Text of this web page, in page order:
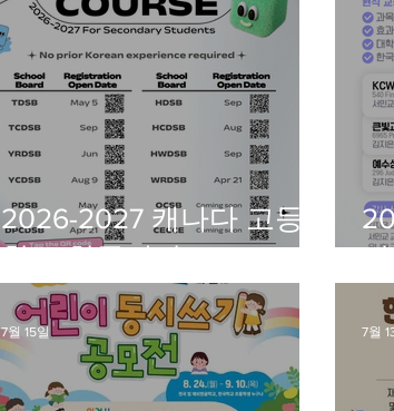
2026-2027 캐나다 고등
학교 한국어반(Credit
Program) 등록 안내
7월 15일 7월